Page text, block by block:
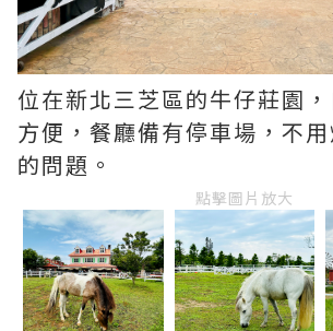
位在新北三芝區的牛仔莊園
方便，餐廳備有停車場，不
的問題。
點擊圖片放大